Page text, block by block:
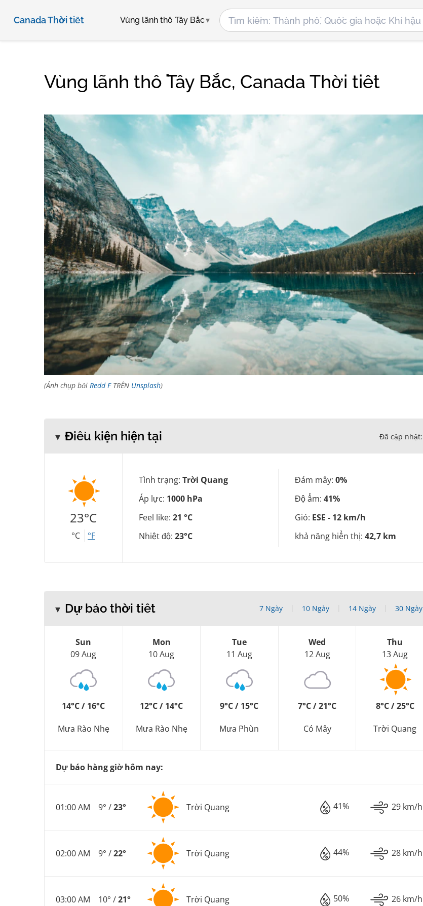
Canada Thời tiết Vùng lãnh thổ Tây Bắc
Vùng lãnh thổ Tây Bắc, Canada Thời tiết
(Ảnh chụp bởi Redd FTRÊN Unsplash)
Điều kiện hiện tại Đã cập nhật:
23°C
°C °F
Tình trạng: Trời Quang
Áp lực: 1000 hPa
Feel like: 21 °C
Nhiệt độ: 23°C
Đám mây: 0%
Độ ẩm: 41%
Gió: ESE - 12 km/h
khả năng hiển thị: 42,7 km
Dự báo thời tiết 7 Ngày 10 Ngày 14 Ngày 30 Ngày
Sun
09 Aug
14°C / 16°C
Mưa Rào Nhẹ
Mon
10 Aug
12°C / 14°C
Mưa Rào Nhẹ
Tue
11 Aug
9°C / 15°C
Mưa Phùn
Wed
12 Aug
7°C / 21°C
Có Mây
Thu
13 Aug
8°C / 25°C
Trời Quang
Dự báo hàng giờ hôm nay:
01:00 AM 9° /23° Trời Quang 41% 29 km/h
02:00 AM 9° /22° Trời Quang 44% 28 km/h
03:00 AM 10° /21° Trời Quang 50% 26 km/h